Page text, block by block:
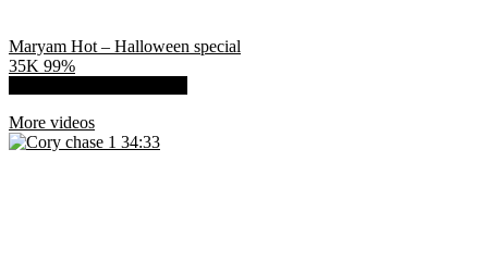
Maryam Hot – Halloween special
35K 99%
More videos
34:33